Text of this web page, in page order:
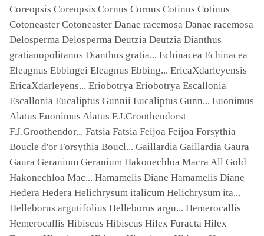
Coreopsis Coreopsis Cornus Cornus Cotinus Cotinus
Cotoneaster Cotoneaster Danae racemosa Danae racemosa
Delosperma Delosperma Deutzia Deutzia Dianthus
gratianopolitanus Dianthus gratia... Echinacea Echinacea
Eleagnus Ebbingei Eleagnus Ebbing... EricaXdarleyensis
EricaXdarleyens... Eriobotrya Eriobotrya Escallonia
Escallonia Eucaliptus Gunnii Eucaliptus Gunn... Euonimus
Alatus Euonimus Alatus F.J.Groothendorst
F.J.Groothendor... Fatsia Fatsia Feijoa Feijoa Forsythia
Boucle d'or Forsythia Boucl... Gaillardia Gaillardia Gaura
Gaura Geranium Geranium Hakonechloa Macra All Gold
Hakonechloa Mac... Hamamelis Diane Hamamelis Diane
Hedera Hedera Helichrysum italicum Helichrysum ita...
Helleborus argutifolius Helleborus argu... Hemerocallis
Hemerocallis Hibiscus Hibiscus Hilex Furacta Hilex